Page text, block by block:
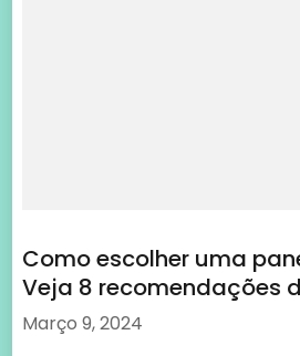
Como escolher uma
Veja 8 recomendações
Março 9, 2024